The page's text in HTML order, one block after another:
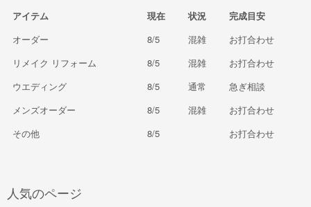
アイテム 現在 状況
完成目安
オーダー
8/5 混雑
お打合わせ
リメイク リフォーム
8/5 混雑
お打合わせ
ウエディング
8/5 通常
急ぎ相談
メンズオーダー
8/5 混雑
お打合わせ
その他
8/5 お打合わせ
人気のページ